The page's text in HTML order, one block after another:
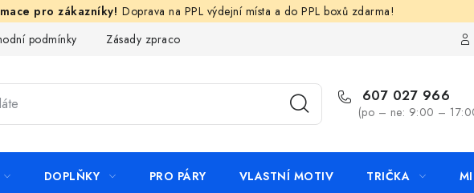
Doprava na PPL výdejní místa a do PPL boxů zdarma!
podmínky Zásady zpracování ochrany osobních údajů
607 027 966
(po – ne: 9:00 –
DOPLŇKY PRO PÁRY VLASTNÍ MOTIV TRIČKA